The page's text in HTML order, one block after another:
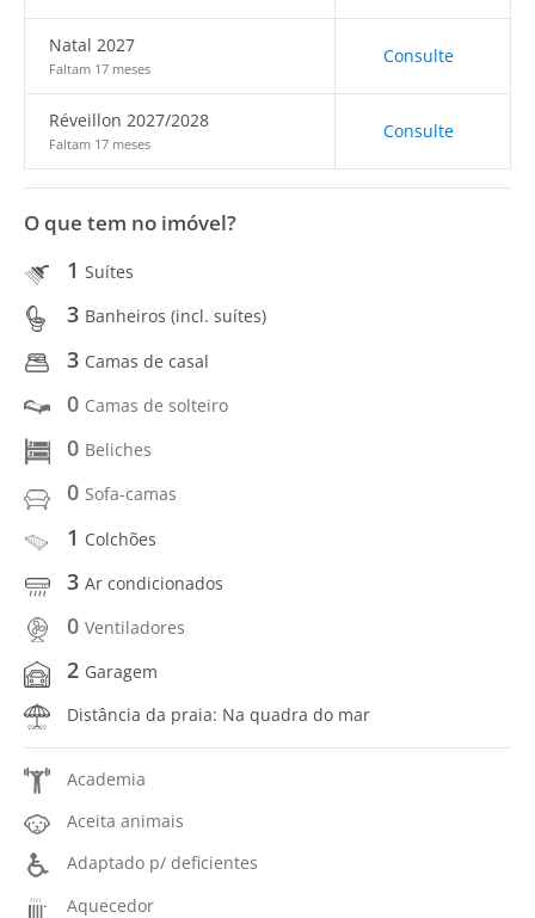
Natal 2027
Faltam 17 meses
Consulte
Réveillon 2027/2028
Faltam 17 meses
Consulte
O que tem no imóvel?
1 Suítes
3 Banheiros (incl. suítes)
3 Camas de casal
0 Camas de solteiro
0 Beliches
0 Sofa-camas
1 Colchões
3 Ar condicionados
0 Ventiladores
2 Garagem
Distância da praia: Na quadra do mar
Academia
Aceita animais
Adaptado p/ deficientes
Aquecedor